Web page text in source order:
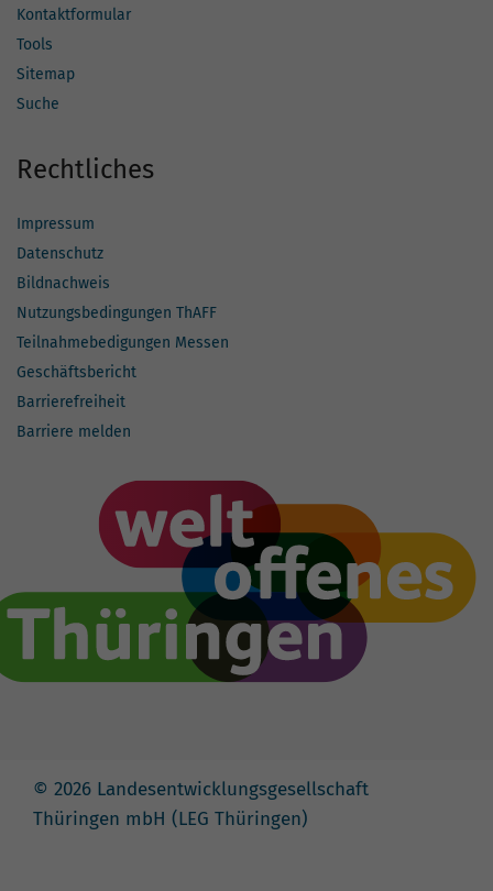
Kontaktformular
Tools
Sitemap
Suche
Rechtliches
Impressum
Datenschutz
Bildnachweis
Nutzungsbedingungen ThAFF
Teilnahmebedigungen Messen
Geschäftsbericht
Barrierefreiheit
Barriere melden
© 2026 Landesentwicklungsgesellschaft
Thüringen mbH (LEG Thüringen)